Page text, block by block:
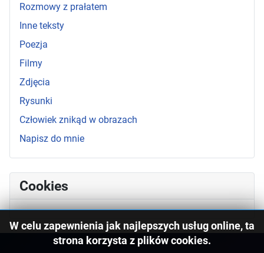
Rozmowy z prałatem
Inne teksty
Poezja
Filmy
Zdjęcia
Rysunki
Człowiek znikąd w obrazach
Napisz do mnie
Cookies
W celu zapewnienia jak najlepszych usług online, ta
strona korzysta z plików cookies.